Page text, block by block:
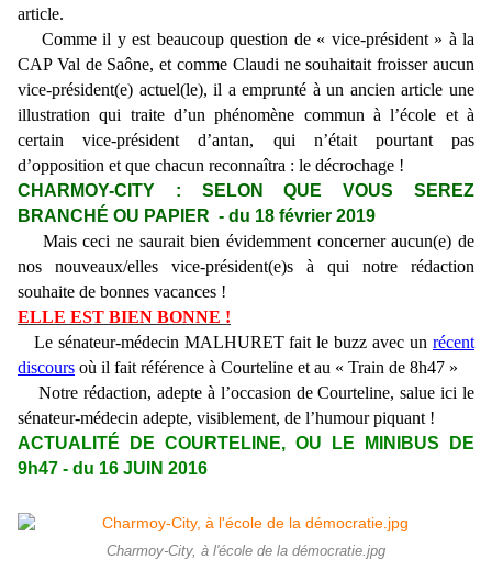
article.
Comme il y est beaucoup question de « vice-président » à la
CAP Val de Saône, et comme Claudi ne souhaitait froisser aucun
vice-président(e) actuel(le), il a emprunté à un ancien article une
illustration qui traite d’un phénomène commun à l’école et à
certain vice-président d’antan, qui n’était pourtant pas
d’opposition et que chacun reconnaîtra : le décrochage !
CHARMOY-CITY : SELON QUE VOUS SEREZ
BRANCHÉ OU PAPIER - du 18 février 2019
Mais ceci ne saurait bien évidemment concerner aucun(e) de
nos nouveaux/elles vice-président(e)s à qui notre rédaction
souhaite de bonnes vacances !
ELLE EST BIEN BONNE !
Le sénateur-médecin MALHURET fait le buzz avec unrécent
discours où il fait référence à Courteline et au « Train de 8h47 »
Notre rédaction, adepte à l’occasion de Courteline, salue ici le
sénateur-médecin adepte, visiblement, de l’humour piquant !
ACTUALITÉ DE COURTELINE, OU LE MINIBUS DE
9h47 - du 16 JUIN 2016
Charmoy-City, à l'école de la démocratie.jpg